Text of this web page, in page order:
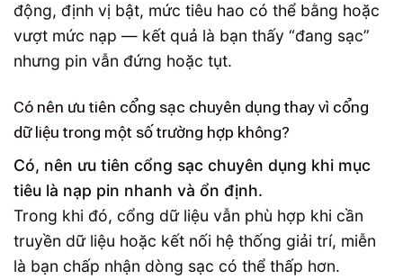
động, định vị bật, mức tiêu hao có thể bằng hoặc
vượt mức nạp — kết quả là bạn thấy “đang sạc”
nhưng pin vẫn đứng hoặc tụt.
Có nên ưu tiên cổng sạc chuyên dụng thay vì cổng
dữ liệu trong một số trường hợp không?
Có, nên ưu tiên cổng sạc chuyên dụng khi mục
tiêu là nạp pin nhanh và ổn định.
Trong khi đó, cổng dữ liệu vẫn phù hợp khi cần
truyền dữ liệu hoặc kết nối hệ thống giải trí, miễn
là bạn chấp nhận dòng sạc có thể thấp hơn.